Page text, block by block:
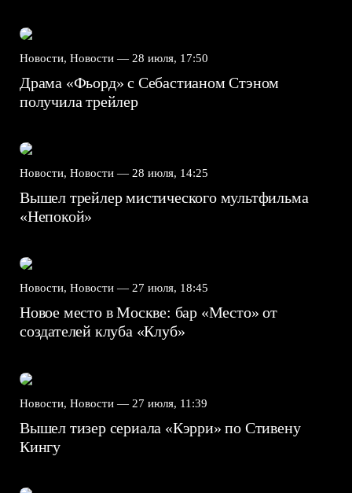
Новости, Новости — 28 июля, 17:50
Драма «Фьорд» с Себастианом Стэном
получила трейлер
Новости, Новости — 28 июля, 14:25
Вышел трейлер мистического мультфильма
«Непокой»
Новости, Новости — 27 июля, 18:45
Новое место в Москве: бар «Место» от
создателей клуба «Клуб»
Новости, Новости — 27 июля, 11:39
Вышел тизер сериала «Кэрри» по Стивену
Кингу